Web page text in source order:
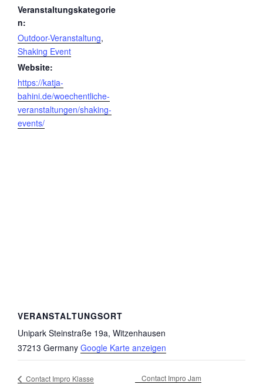
Veranstaltungskategorie
n:
Outdoor-Veranstaltung,
Shaking Event
Website:
https://katja-
bahini.de/woechentliche-
veranstaltungen/shaking-
events/
VERANSTALTUNGSORT
Unipark Steinstraße 19a, Witzenhausen
37213 Germany Google Karte anzeigen
Contact Impro Klasse
Contact Impro Jam